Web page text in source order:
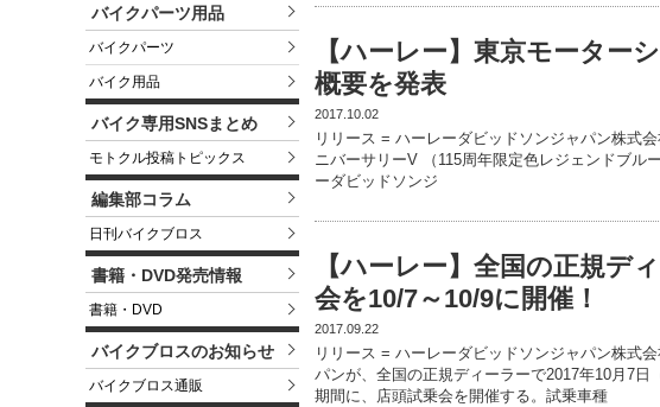
バイクパーツ用品
バイクパーツ
バイク用品
バイク専用SNSまとめ
モトクル投稿トピックス
編集部コラム
日刊バイクブロス
書籍・DVD発売情報
書籍・DVD
バイクブロスのお知らせ
バイクブロス通販
【ハーレー】東京モーター
概要を発表
2017.10.02
リリース = ハーレーダビッドソンジャパン株式
ニバーサリーV （115周年限定色レジェンドブル
ーダビッドソンジ
【ハーレー】全国の正規デ
会を10/7～10/9に開催！
2017.09.22
リリース = ハーレーダビッドソンジャパン株式
パンが、全国の正規ディーラーで2017年10月7日
期間に、店頭試乗会を開催する。試乗車種